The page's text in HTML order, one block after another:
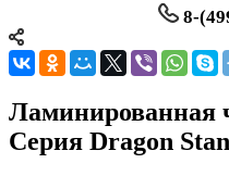
8-
Ламинированная
Серия Dragon